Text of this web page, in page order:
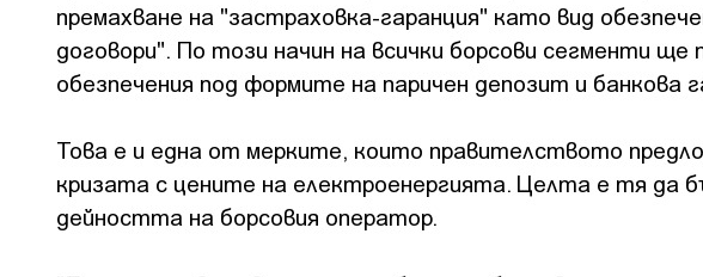
премахване на "застраховка-гаранция" като вид
договори". По този начин на всички борсови сегменти
обезпечения под формите на паричен депозит и банкова
Това е и една от мерките, които правителството
кризата с цените на електроенергията. Целта е тя да
дейността на борсовия оператор.